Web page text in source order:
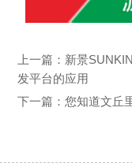
上一篇： 新景
发平台的应用
下一篇： 您知道文丘